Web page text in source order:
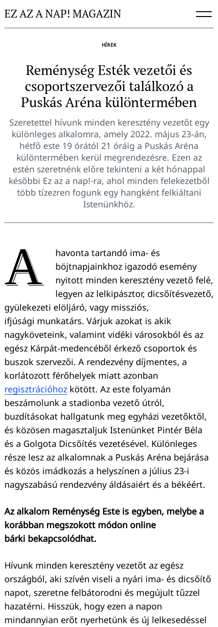
toEZ AZ A NAP! MAGAZIN
HÍREK
Reménység Esték vezetői és
csoportszervezői találkozó a
Puskás Aréna különtermében
Szeretettel hívunk minden keresztény vezetőt egy
különleges alkalomra, amely 2022. május 23-án,
hétfő este 19 órától 21 óráig a Puskás Aréna
különtermében kerül megrendezésre. Ezen az
estén szeretnénk előre tekinteni a két hónappal
későbbi Ez az a nap!-ra, ahol minden felekezetből
több tízezren fogunk egy hangként felkiáltani
Istenünkhöz.
A
havonta tartandó ima- és
böjtnapjainkhoz igazodó esemény
nyitott minden keresztény vezető felé,
legyen az lelkipásztor, dicsőítésvezető,
gyülekezeti elöljáró, vagy missziós,
ifjúsági munkatárs. Várjuk azokat is akik
nagyköveteink, valamint vidéki városokból és az
egész Kárpát-medencéből érkező csoportok és
buszok szervezői. A rendezvény díjmentes, a
korlátozott férőhelyek miatt azonban
regisztrációhoz kötött. Az este folyamán
beszámolunk a stadionba vezető útról,
buzdításokat hallgatunk meg egyházi vezetőktől,
és közösen magasztaljuk Istenünket Pintér Béla
és a Golgota Dicsőítés vezetésével. Különleges
része lesz az alkalomnak a Puskás Aréna bejárása
és közös imádkozás a helyszínen a július 23-i
nagyszabású rendezvény áldásaiért és a békéért.
Az alkalom Reménység Este is egyben, melybe a
korábban megszokott módon online
bárki bekapcsolódhat.
Hívunk minden keresztény vezetőt az egész
országból, aki szívén viseli a nyári ima- és dicsőítő
napot, szeretne felbátorodni és megújult tűzzel
hazatérni. Hisszük, hogy ezen a napon
mindannyian erőt nyerhetünk és új lelkesedéssel